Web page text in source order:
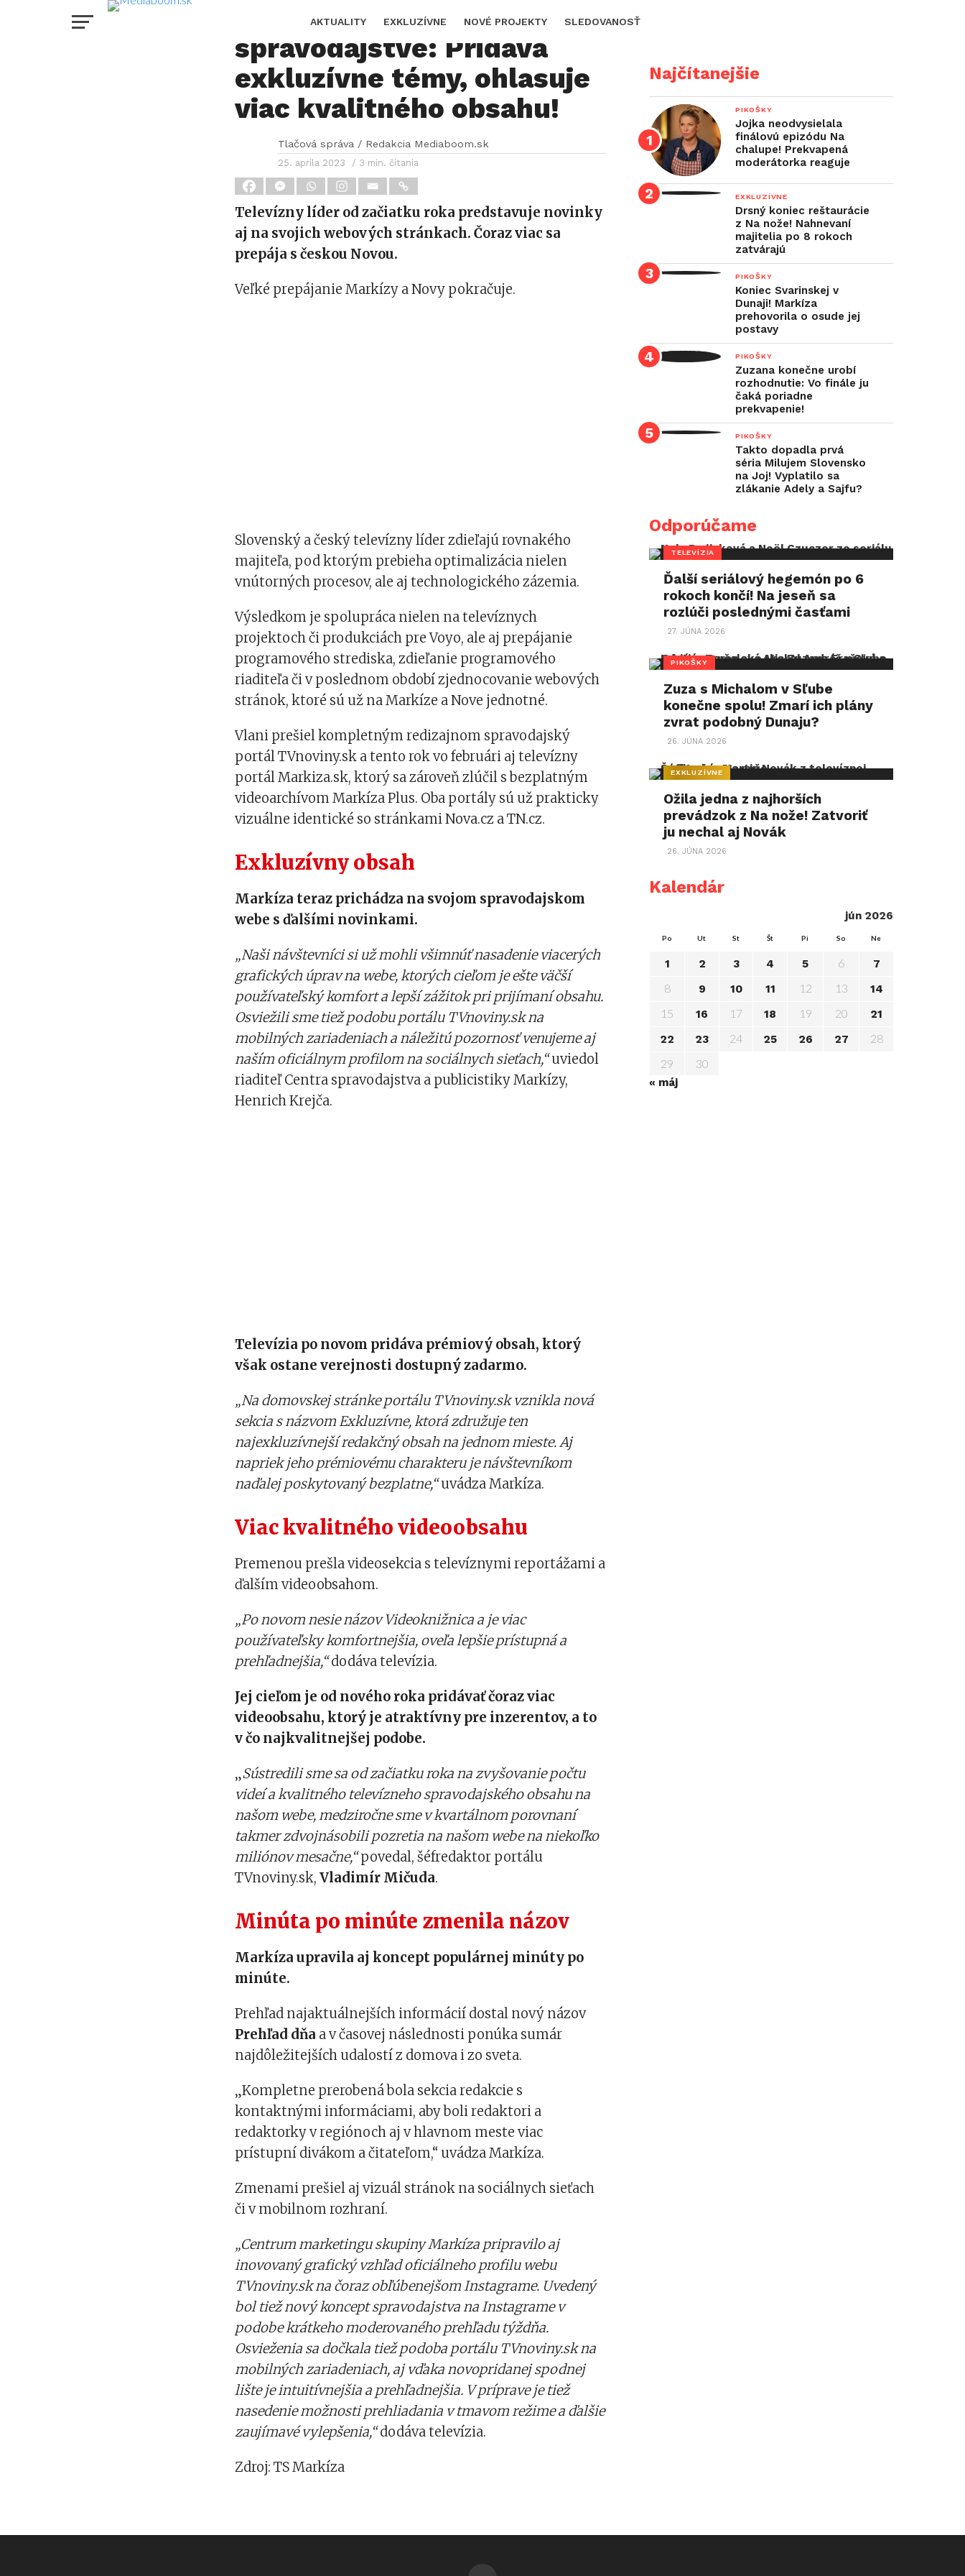
AKTUALITY EXKLUZÍVNE NOVÉ PROJEKTY SLEDOVANOSŤ
Markíza s novinkami v
spravodajstve: Pridáva
exkluzívne témy, ohlasuje
viac kvalitného obsahu!
Tlačová správa / Redakcia Mediaboom.sk
25. apríla 2023 / 3 min. čítania
Televízny líder od začiatku roka predstavuje novinky
aj na svojich webových stránkach. Čoraz viac sa
prepája s českou Novou.
Veľké prepájanie Markízy a Novy pokračuje.
Slovenský a český televízny líder zdieľajú rovnakého
majiteľa, pod ktorým prebieha optimalizácia nielen
vnútorných procesov, ale aj technologického zázemia.
Výsledkom je spolupráca nielen na televíznych
projektoch či produkciách pre Voyo, ale aj prepájanie
programového strediska, zdieľanie programového
riaditeľa či v poslednom období zjednocovanie webových
stránok, ktoré sú už na Markíze a Nove jednotné.
Vlani prešiel kompletným redizajnom spravodajský
portál TVnoviny.sk a tento rok vo februári aj televízny
portál Markiza.sk, ktorý sa zároveň zlúčil s bezplatným
videoarchívom Markíza Plus. Oba portály sú už prakticky
vizuálne identické so stránkami Nova.cz a TN.cz.
Exkluzívny obsah
Markíza teraz prichádza na svojom spravodajskom
webe s ďalšími novinkami.
„Naši návštevníci si už mohli všimnúť nasadenie viacerých
grafických úprav na webe, ktorých cieľom je ešte väčší
používateľský komfort a lepší zážitok pri prijímaní obsahu.
Osviežili sme tiež podobu portálu TVnoviny.sk na
mobilných zariadeniach a náležitú pozornosť venujeme aj
naším oficiálnym profilom na sociálnych sieťach,“uviedol
riaditeľ Centra spravodajstva a publicistiky Markízy,
Henrich Krejča.
Televízia po novom pridáva prémiový obsah, ktorý
však ostane verejnosti dostupný zadarmo.
„Na domovskej stránke portálu TVnoviny.sk vznikla nová
sekcia s názvom Exkluzívne, ktorá združuje ten
najexkluzívnejší redakčný obsah na jednom mieste. Aj
napriek jeho prémiovému charakteru je návštevníkom
naďalej poskytovaný bezplatne,“uvádza Markíza.
Viac kvalitného videoobsahu
Premenou prešla videosekcia s televíznymi reportážami a
ďalším videoobsahom.
„Po novom nesie názov Videoknižnica a je viac
používateľsky komfortnejšia, oveľa lepšie prístupná a
prehľadnejšia,“dodáva televízia.
Jej cieľom je od nového roka pridávať čoraz viac
videoobsahu, ktorý je atraktívny pre inzerentov, a to
v čo najkvalitnejšej podobe.
„Sústredili sme sa od začiatku roka na zvyšovanie počtu
videí a kvalitného televízneho spravodajského obsahu na
našom webe, medziročne sme v kvartálnom porovnaní
takmer zdvojnásobili pozretia na našom webe na niekoľko
miliónov mesačne,“povedal, šéfredaktor portálu
TVnoviny.sk,Vladimír Mičuda.
Minúta po minúte zmenila názov
Markíza upravila aj koncept populárnej minúty po
minúte.
Prehľad najaktuálnejších informácií dostal nový názov
Prehľad dňa a v časovej následnosti ponúka sumár
najdôležitejších udalostí z domova i zo sveta.
„Kompletne prerobená bola sekcia redakcie s
kontaktnými informáciami, aby boli redaktori a
redaktorky v regiónoch aj v hlavnom meste viac
prístupní divákom a čitateľom,“ uvádza Markíza.
Zmenami prešiel aj vizuál stránok na sociálnych sieťach
či v mobilnom rozhraní.
„Centrum marketingu skupiny Markíza pripravilo aj
inovovaný grafický vzhľad oficiálneho profilu webu
TVnoviny.sk na čoraz obľúbenejšom Instagrame. Uvedený
bol tiež nový koncept spravodajstva na Instagrame v
podobe krátkeho moderovaného prehľadu týždňa.
Osvieženia sa dočkala tiež podoba portálu TVnoviny.sk na
mobilných zariadeniach, aj vďaka novopridanej spodnej
lište je intuitívnejšia a prehľadnejšia. V príprave je tiež
nasedenie možnosti prehliadania v tmavom režime a ďalšie
zaujímavé vylepšenia,“dodáva televízia.
Zdroj: TS Markíza
Najčítanejšie
PIKOŠKY
Jojka neodvysielala
finálovú epizódu Na
chalupe! Prekvapená
moderátorka reaguje
EXKLUZÍVNE
Drsný koniec reštaurácie
z Na nože! Nahnevaní
majitelia po 8 rokoch
zatvárajú
PIKOŠKY
Koniec Svarinskej v
Dunaji! Markíza
prehovorila o osude jej
postavy
PIKOŠKY
Zuzana konečne urobí
rozhodnutie: Vo finále ju
čaká poriadne
prekvapenie!
PIKOŠKY
Takto dopadla prvá
séria Milujem Slovensko
na Joj! Vyplatilo sa
zlákanie Adely a Sajfu?
Odporúčame
TELEVÍZIA
Ďalší seriálový hegemón po 6
rokoch končí! Na jeseň sa
rozlúči poslednými časťami
27. JÚNA 2026
PIKOŠKY
Zuza s Michalom v Sľube
konečne spolu! Zmarí ich plány
zvrat podobný Dunaju?
26. JÚNA 2026
EXKLUZÍVNE
Ožila jedna z najhorších
prevádzok z Na nože! Zatvoriť
ju nechal aj Novák
26. JÚNA 2026
Kalendár
jún 2026
Po Ut St Št Pi So Ne
1 2 3 4 5 6 7
8 9 10 11 12 13 14
15 16 17 18 19 20
21
22
23 24 25 26 27
28
29
30
« máj